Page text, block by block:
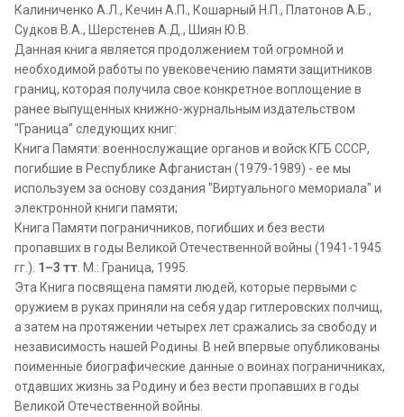
Калиниченко А.Л., Кечин А.П., Кошарный Н.П., Платонов А.Б.,
Судков В.А., Шерстенев А.Д., Шиян Ю.В.
Данная книга является продолжением той огромной и
необходимой работы по увековечению памяти защитников
границ, которая получила свое конкретное воплощение в
ранее выпущенных книжно-журнальным издательством
"Граница" следующих книг:
Книга Памяти: военнослужащие органов и войск КГБ СССР,
погибшие в Республике Афганистан (1979-1989) - ее мы
используем за основу создания "Виртуального мемориала" и
электронной книги памяти;
Книга Памяти пограничников, погибших и без вести
пропавших в годы Великой Отечественной войны (1941-1945
гг.). 1–3 тт. М.: Граница, 1995.
Эта Книга посвящена памяти людей, которые первыми с
оружием в руках приняли на себя удар гитлеровских полчищ,
а затем на протяжении четырех лет сражались за свободу и
независимость нашей Родины. В ней впервые опубликованы
поименные биографические данные о воинах пограничниках,
отдавших жизнь за Родину и без вести пропавших в годы
Великой Отечественной войны.